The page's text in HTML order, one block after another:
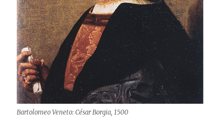
Bartolomeo Veneto: César Borgia, 1500